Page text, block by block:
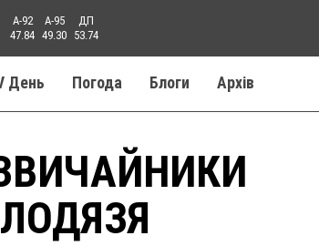
A-92
47.84
A-95
49.30
ДП
53.74
День Погода Блоги Aрхів